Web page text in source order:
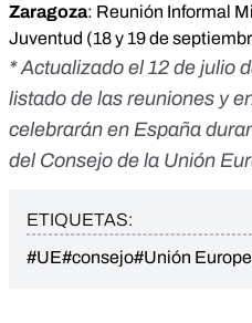
Zaragoza: Reunión Informal
Juventud (18 y 19 de
* Actualizado el 12 de julio
listado de las reuniones y
celebrarán en España
del Consejo de la Unión
ETIQUETAS:
#UE#consejo#Unión